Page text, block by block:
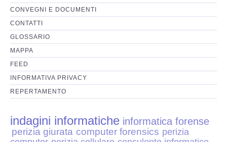
Perizia Web Reputation
Perizia Host e Mainframe
Perizia Contratti ICT
Perizia Disp. Elettronici
Perizia Stalking
CONVEGNI E DOCUMENTI
CONTATTI
GLOSSARIO
MAPPA
FEED
INFORMATIVA PRIVACY
REPERTAMENTO
indagini informatiche informatica forense
perizia giurata computer forensics perizia